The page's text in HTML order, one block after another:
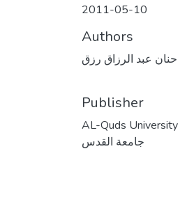
2011-05-10
Authors
حنان عبد الرزاق رزق
Publisher
AL-Quds University
جامعة القدس